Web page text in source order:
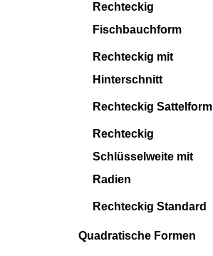
Rechteckig
Fischbauchform
Rechteckig mit
Hinterschnitt
Rechteckig Sattelform
Rechteckig
Schlüsselweite mit
Radien
Rechteckig Standard
Quadratische Formen